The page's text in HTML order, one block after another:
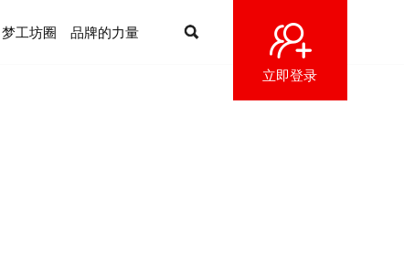
立即登录
梦工坊圈 品牌的力量